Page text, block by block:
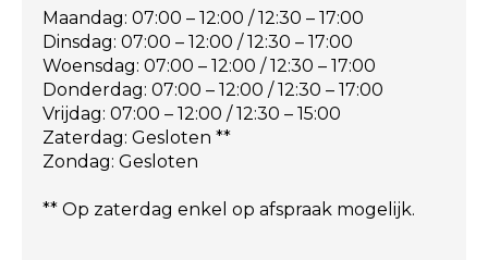
Maandag: 07:00 – 12:00 / 12:30 – 17:00
Dinsdag: 07:00 – 12:00 / 12:30 – 17:00
Woensdag: 07:00 – 12:00 / 12:30 – 17:00
Donderdag: 07:00 – 12:00 / 12:30 – 17:00
Vrijdag: 07:00 – 12:00 / 12:30 – 15:00
Zaterdag: Gesloten **
Zondag: Gesloten
** Op zaterdag enkel op afspraak mogelijk.